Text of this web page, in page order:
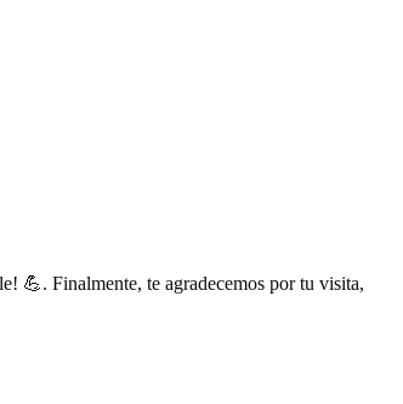
💪. Finalmente, te agradecemos por tu visita,